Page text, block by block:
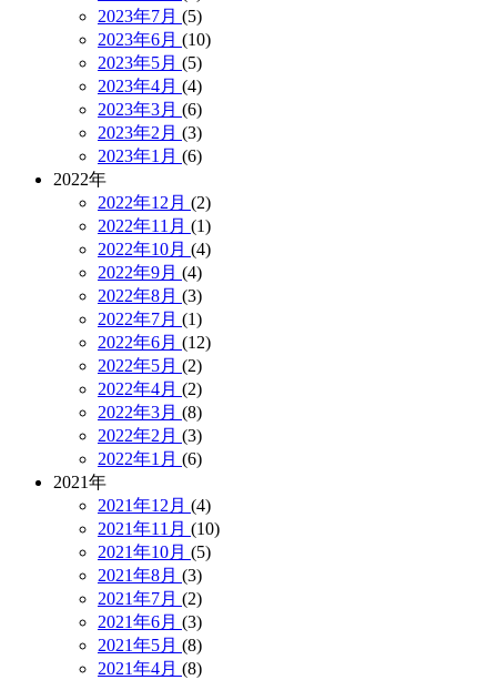
2023年7月 (5)
2023年6月 (10)
2023年5月 (5)
2023年4月 (4)
2023年3月 (6)
2023年2月 (3)
2023年1月 (6)
2022年
2022年12月 (2)
2022年11月 (1)
2022年10月 (4)
2022年9月 (4)
2022年8月 (3)
2022年7月 (1)
2022年6月 (12)
2022年5月 (2)
2022年4月 (2)
2022年3月 (8)
2022年2月 (3)
2022年1月 (6)
2021年
2021年12月 (4)
2021年11月 (10)
2021年10月 (5)
2021年8月 (3)
2021年7月 (2)
2021年6月 (3)
2021年5月 (8)
2021年4月 (8)